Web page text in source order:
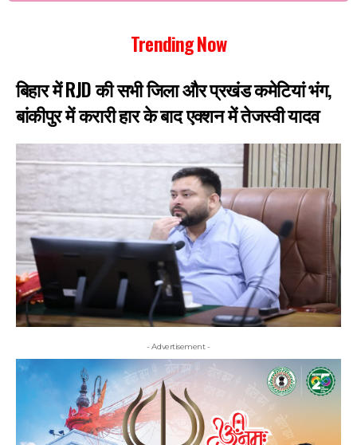
Trending Now
बिहार में RJD की सभी जिला और प्रखंड कमेटियां भंग,
बांकीपुर में करारी हार के बाद एक्शन में तेजस्वी यादव
- Advertisement -